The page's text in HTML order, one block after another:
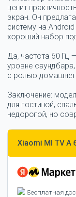
ценит
экран. Он
систему на
хороший набор
Да, частота 60 Гц
уровне
с ролью
Заключение:
для гостиной,
недорогой, но
Xiaomi MI TV A
Бесплатная